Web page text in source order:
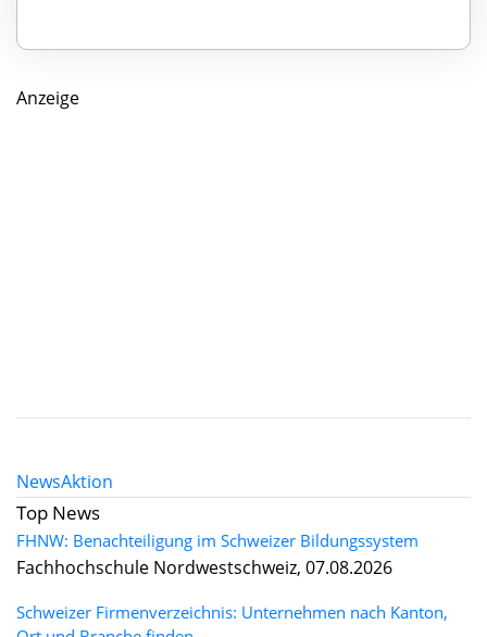
Anzeige
NewsAktion
Top News
FHNW: Benachteiligung im Schweizer Bildungssystem
Fachhochschule Nordwestschweiz, 07.08.2026
Schweizer Firmenverzeichnis: Unternehmen nach Kanton,